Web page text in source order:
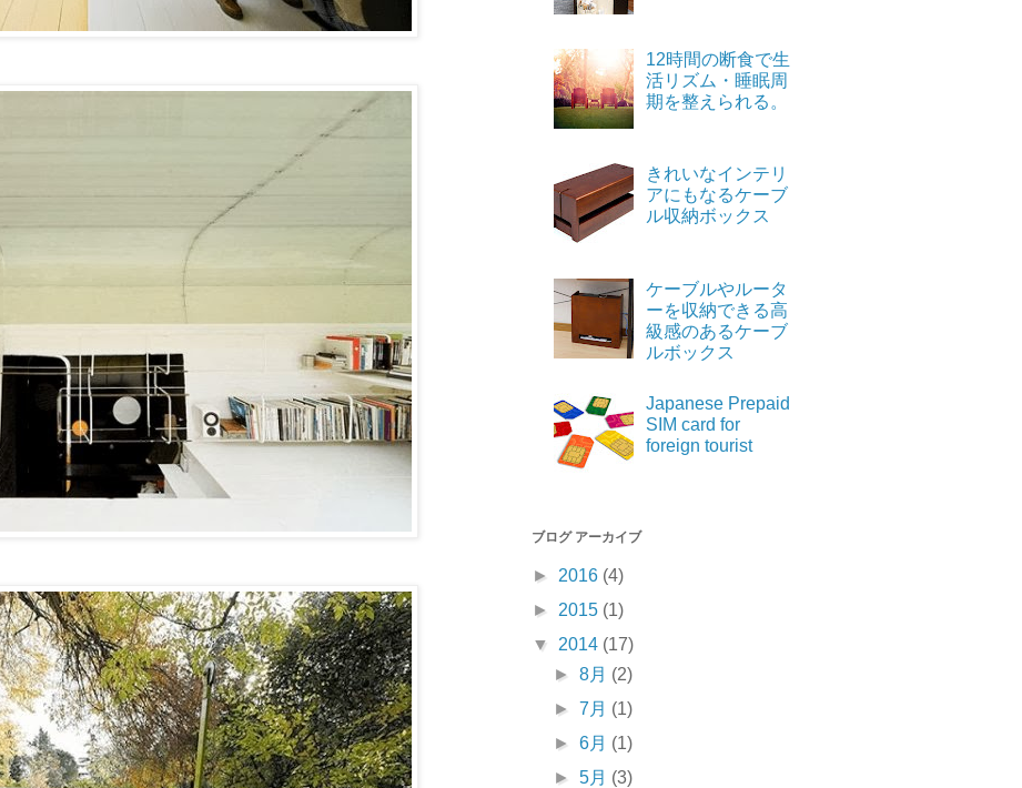
12時間の断食で生
活リズム・睡眠周
期を整えられる。
きれいなインテリ
アにもなるケーブ
ル収納ボックス
ケーブルやルータ
ーを収納できる高
級感のあるケーブ
ルボックス
Japanese Prepaid
SIM card for
foreign tourist
ブログ アーカイブ
► 2016 (4)
► 2015 (1)
▼ 2014 (17)
►8月 (2)
►7月 (1)
►6月 (1)
►5月 (3)